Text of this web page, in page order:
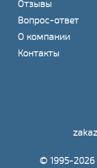
Отзывы
Вопрос-ответ
О компании
Контакты
© 1995-2026